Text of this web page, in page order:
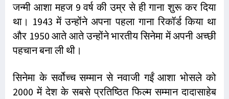
जन्मी आशा महज 9 वर्ष की उम्र से ही गाना शुरू कर दिया
था। 1943 में उन्होंने अपना पहला गाना रिकॉर्ड किया था
और 1950 आते आते उन्होंने भारतीय सिनेमा में अपनी अच्छी
पहचान बना ली थी।
सिनेमा के सर्वोच्च सम्मान से नवाजी गईं आशा भोसले को
2000 में देश के सबसे प्रतिष्ठित फिल्म सम्मान दादासाहेब